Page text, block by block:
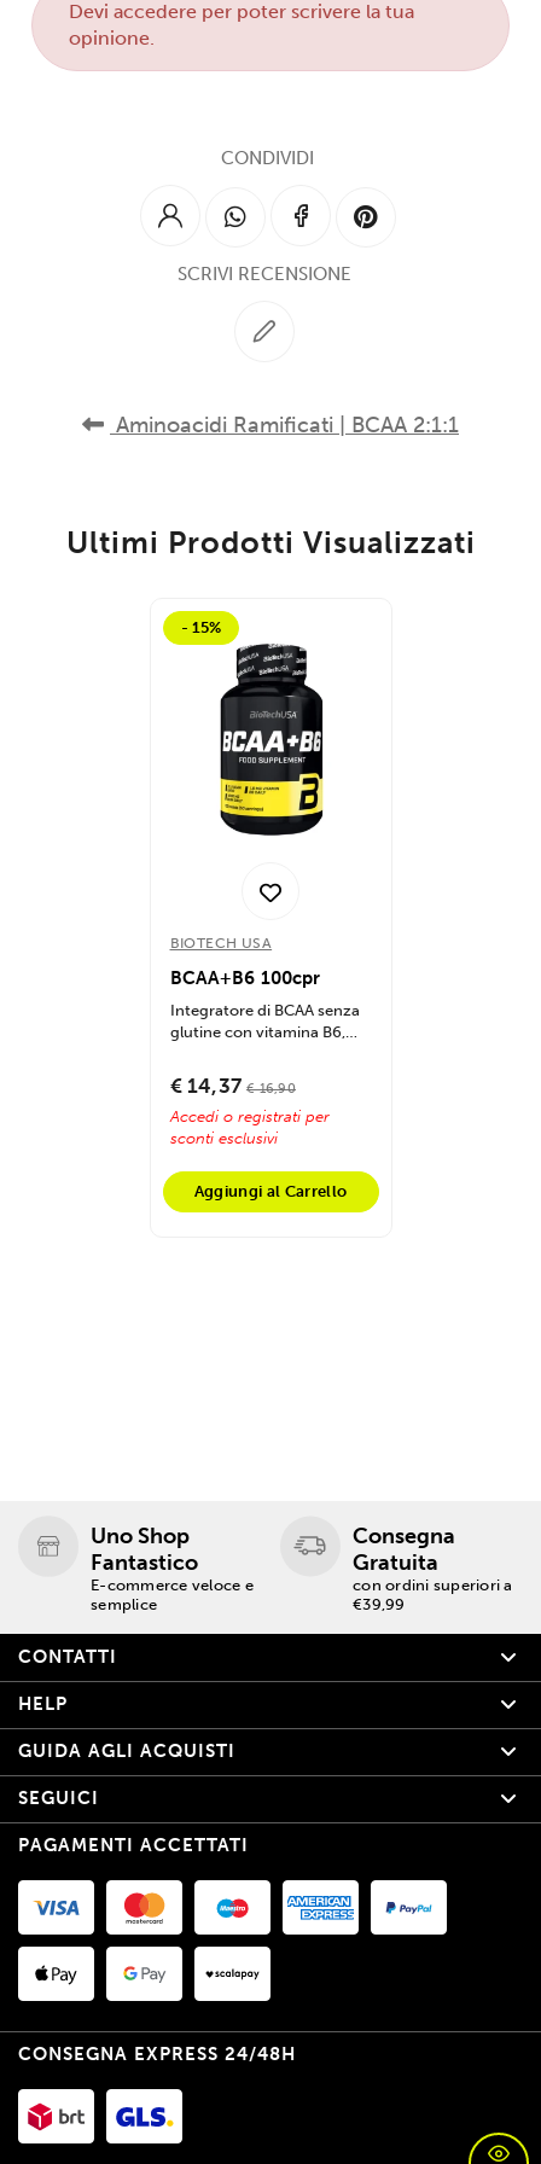
Deviaccedere per poter scrivere la tua
opinione.
CONDIVIDI
SCRIVI RECENSIONE
Aminoacidi Ramificati | BCAA 2:1:1
Ultimi Prodotti Visualizzati
- 15%
BIOTECH USA
BCAA+B6 100cpr
Integratore di BCAA senza
glutine con vitamina B6,
muscolare,...
€ 14,37 € 16,90
Accedi o registrati per
sconti esclusivi
Aggiungi al Carrello
Uno Shop
Fantastico
E-commerce veloce e
semplice
Consegna
Gratuita
con ordini superiori a
€39,99
CONTATTI
HELP
GUIDA AGLI ACQUISTI
SEGUICI
PAGAMENTI ACCETTATI
CONSEGNA EXPRESS 24/48H